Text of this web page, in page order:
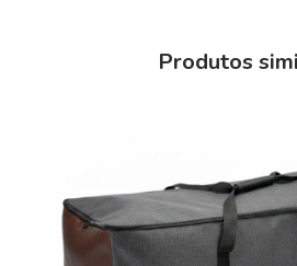
Revestimento interno: EVA de 12 mm de
Proteção inferior: Borracha
Alças: Alça de ombro + alça de mão
Produtos